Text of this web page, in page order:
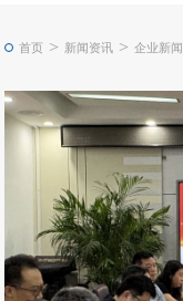
首页 > 新闻资讯 > 企业新闻